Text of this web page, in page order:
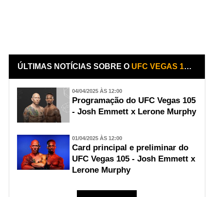
ÚLTIMAS NOTÍCIAS SOBRE O UFC VEGAS 105 - JOSH EMMETT X LERONE MURPHY
04/04/2025 ÀS 12:00
Programação do UFC Vegas 105
- Josh Emmett x Lerone Murphy
01/04/2025 ÀS 12:00
Card principal e preliminar do
UFC Vegas 105 - Josh Emmett x
Lerone Murphy